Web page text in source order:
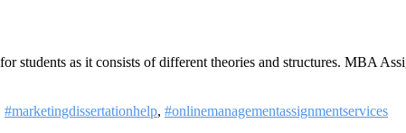
students as it consists of different theories and structures. MBA
#marketingdissertationhelp, #onlinemanagementassignmentservices